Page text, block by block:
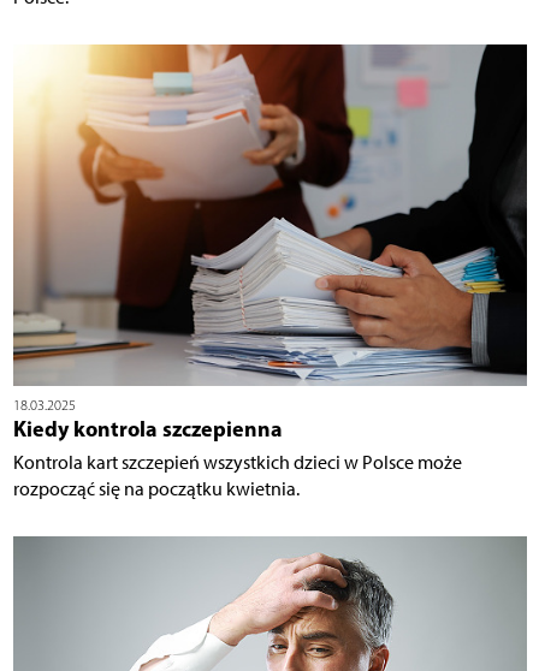
18.03.2025
Kiedy kontrola szczepienna
Kontrola kart szczepień wszystkich dzieci w Polsce może
rozpocząć się na początku kwietnia.